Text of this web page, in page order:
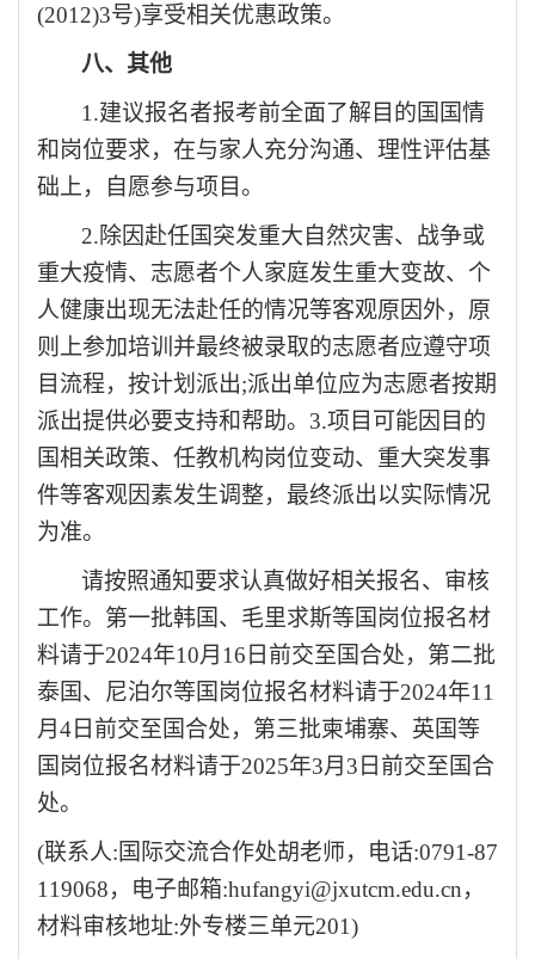
(2012)3号)享受相关优惠政策。
八、其他
1.建议报名者报考前全面了解目的国国情
和岗位要求，在与家人充分沟通、理性评估基
础上，自愿参与项目。
2.除因赴任国突发重大自然灾害、战争或
重大疫情、志愿者个人家庭发生重大变故、个
人健康出现无法赴任的情况等客观原因外，原
则上参加培训并最终被录取的志愿者应遵守项
目流程，按计划派出;派出单位应为志愿者按期
派出提供必要支持和帮助。3.项目可能因目的
国相关政策、任教机构岗位变动、重大突发事
件等客观因素发生调整，最终派出以实际情况
为准。
请按照通知要求认真做好相关报名、审核
工作。第一批韩国、毛里求斯等国岗位报名材
料请于2024年10月 16 日前交至国合处，第二批
泰国、尼泊尔等国岗位报名材料请于2024年11
月 4日前交至国合处，第三批柬埔寨、英国等
国岗位报名材料请于2025年3月 3 日前交至国合
处。
(联系人:国际交流合作处胡老师，电话:0791-87
119068，电子邮箱:hufangyi@jxutcm.edu.cn，
材料审核地址:外专楼三单元201)